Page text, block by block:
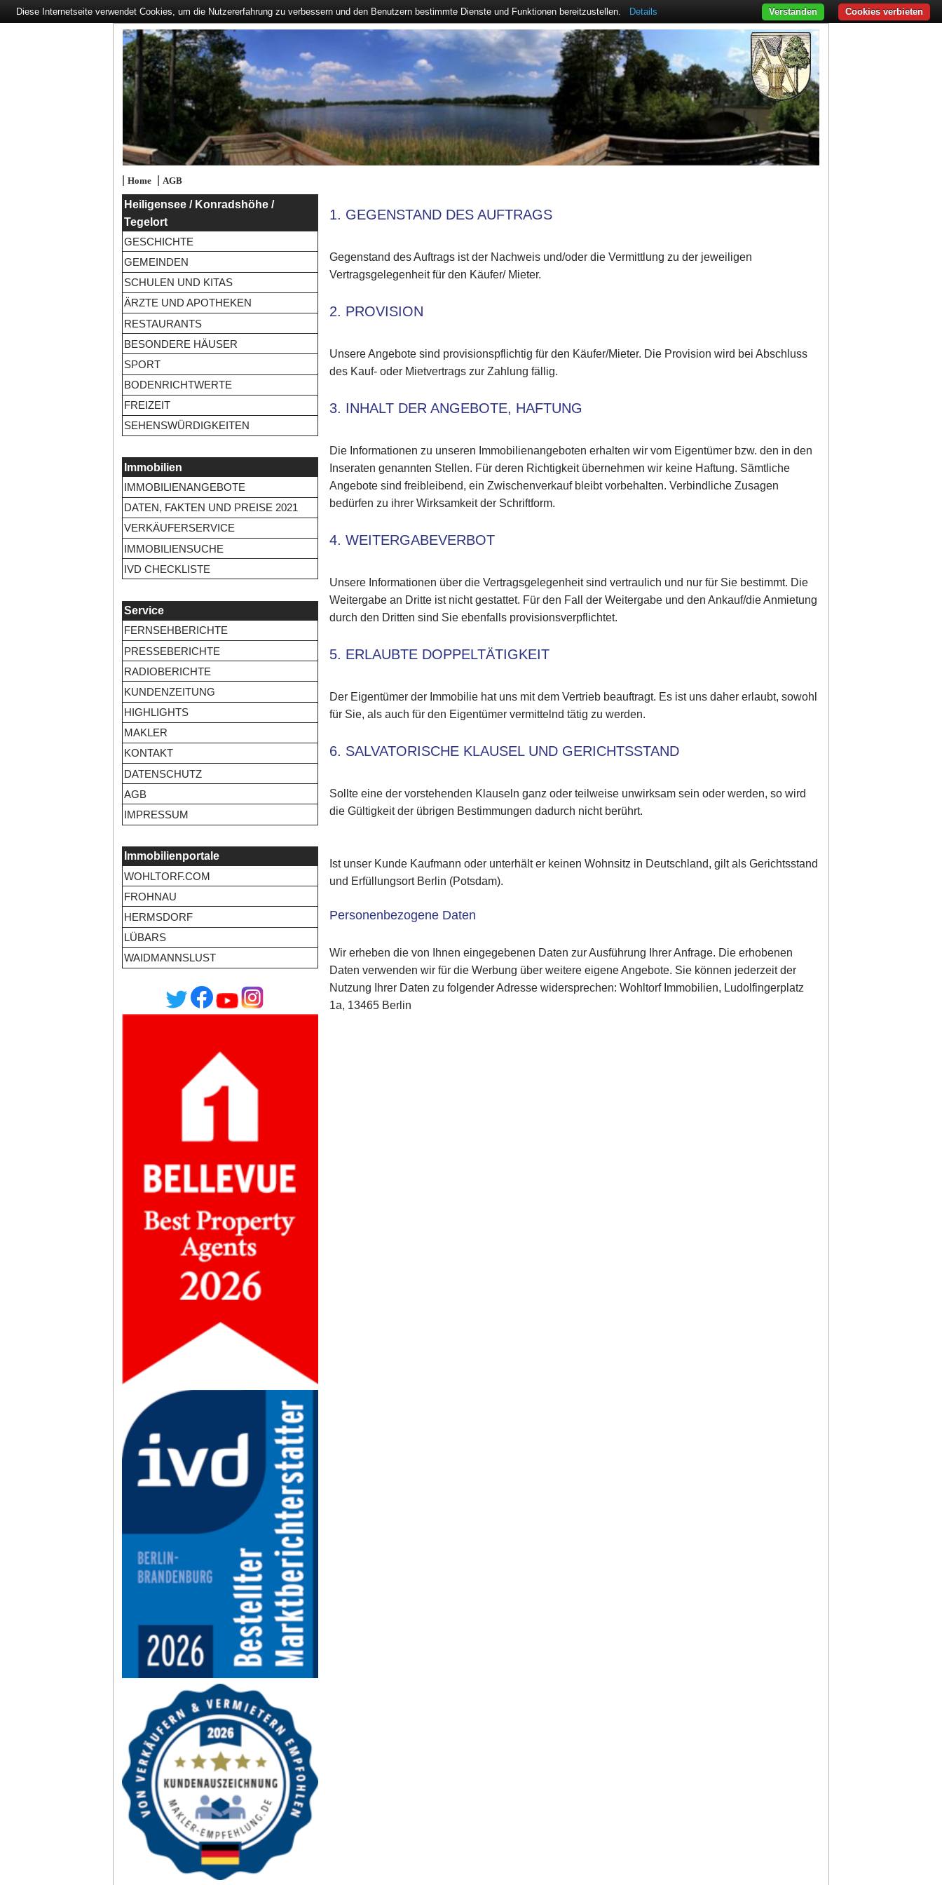
| Home| AGB
Heiligensee / Konradshöhe /
Tegelort
GESCHICHTE
GEMEINDEN
SCHULEN UND KITAS
ÄRZTE UND APOTHEKEN
RESTAURANTS
BESONDERE HÄUSER
SPORT
BODENRICHTWERTE
FREIZEIT
SEHENSWÜRDIGKEITEN
Immobilien
IMMOBILIENANGEBOTE
DATEN, FAKTEN UND PREISE 2021
VERKÄUFERSERVICE
IMMOBILIENSUCHE
IVD CHECKLISTE
Service
FERNSEHBERICHTE
PRESSEBERICHTE
RADIOBERICHTE
KUNDENZEITUNG
HIGHLIGHTS
MAKLER
KONTAKT
DATENSCHUTZ
AGB
IMPRESSUM
Immobilienportale
WOHLTORF.COM
FROHNAU
HERMSDORF
LÜBARS
WAIDMANNSLUST
1. GEGENSTAND DES AUFTRAGS
Gegenstand des Auftrags ist der Nachweis und/oder die Vermittlung zu der jeweiligen
Vertragsgelegenheit für den Käufer/ Mieter.
2. PROVISION
Unsere Angebote sind provisionspflichtig für den Käufer/Mieter. Die Provision wird bei Abschluss
des Kauf- oder Mietvertrags zur Zahlung fällig.
3. INHALT DER ANGEBOTE, HAFTUNG
Die Informationen zu unseren Immobilienangeboten erhalten wir vom Eigentümer bzw. den in den
Inseraten genannten Stellen. Für deren Richtigkeit übernehmen wir keine Haftung. Sämtliche
Angebote sind freibleibend, ein Zwischenverkauf bleibt vorbehalten. Verbindliche Zusagen
bedürfen zu ihrer Wirksamkeit der Schriftform.
4. WEITERGABEVERBOT
Unsere Informationen über die Vertragsgelegenheit sind vertraulich und nur für Sie bestimmt. Die
Weitergabe an Dritte ist nicht gestattet. Für den Fall der Weitergabe und den Ankauf/die Anmietung
durch den Dritten sind Sie ebenfalls provisionsverpflichtet.
5. ERLAUBTE DOPPELTÄTIGKEIT
Der Eigentümer der Immobilie hat uns mit dem Vertrieb beauftragt. Es ist uns daher erlaubt, sowohl
für Sie, als auch für den Eigentümer vermittelnd tätig zu werden.
6. SALVATORISCHE KLAUSEL UND GERICHTSSTAND
Sollte eine der vorstehenden Klauseln ganz oder teilweise unwirksam sein oder werden, so wird
die Gültigkeit der übrigen Bestimmungen dadurch nicht berührt.
Ist unser Kunde Kaufmann oder unterhält er keinen Wohnsitz in Deutschland, gilt als Gerichtsstand
und Erfüllungsort Berlin (Potsdam).
Personenbezogene Daten
Wir erheben die von Ihnen eingegebenen Daten zur Ausführung Ihrer Anfrage. Die erhobenen
Daten verwenden wir für die Werbung über weitere eigene Angebote. Sie können jederzeit der
Nutzung Ihrer Daten zu folgender Adresse widersprechen: Wohltorf Immobilien, Ludolfingerplatz
1a, 13465 Berlin
Diese Internetseite verwendet Cookies, um die Nutzererfahrung zu verbessern und den Benutzern bestimmte Dienste und Funktionen bereitzustellen. Details Cookies verbieten
Verstanden